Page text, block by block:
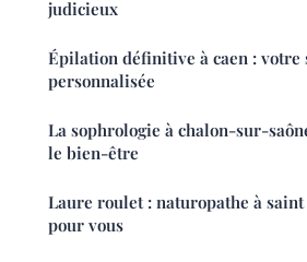
judicieux
Épilation définitive à caen : votre
personnalisée
La sophrologie à chalon-sur-
le bien-être
Laure roulet : naturopathe à
pour vous